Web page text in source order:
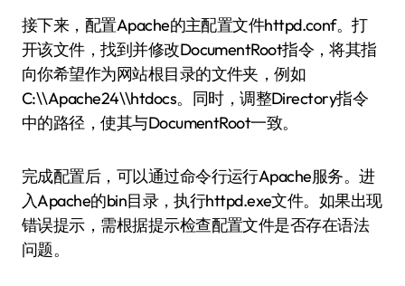
接下来，配置Apache的主配置文件httpd.conf。打
开该文件，找到并修改DocumentRoot指令，将其指
向你希望作为网站根目录的文件夹，例如
C:\\Apache24\\htdocs。同时，调整Directory指令
中的路径，使其与DocumentRoot一致。
完成配置后，可以通过命令行运行Apache服务。进
入Apache的bin目录，执行httpd.exe文件。如果出现
错误提示，需根据提示检查配置文件是否存在语法
问题。